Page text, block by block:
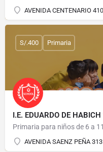
AVENIDA CENTENARIO 410
I.E. EDUARDO DE
Primaria para niños de 6 a
AVENIDA SAENZ PEÑA 313
S/.400 Primaria